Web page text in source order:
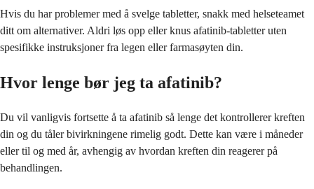
Hvis du har problemer med å svelge tabletter, snakk med helseteamet
ditt om alternativer. Aldri løs opp eller knus afatinib-tabletter uten
spesifikke instruksjoner fra legen eller farmasøyten din.
Hvor lenge bør jeg ta afatinib?
Du vil vanligvis fortsette å ta afatinib så lenge det kontrollerer kreften
din og du tåler bivirkningene rimelig godt. Dette kan være i måneder
eller til og med år, avhengig av hvordan kreften din reagerer på
behandlingen.